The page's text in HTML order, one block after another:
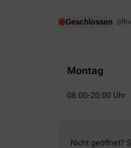
Geschlossen
Montag
08:00-20:00 Uhr
Nicht geöffnet?